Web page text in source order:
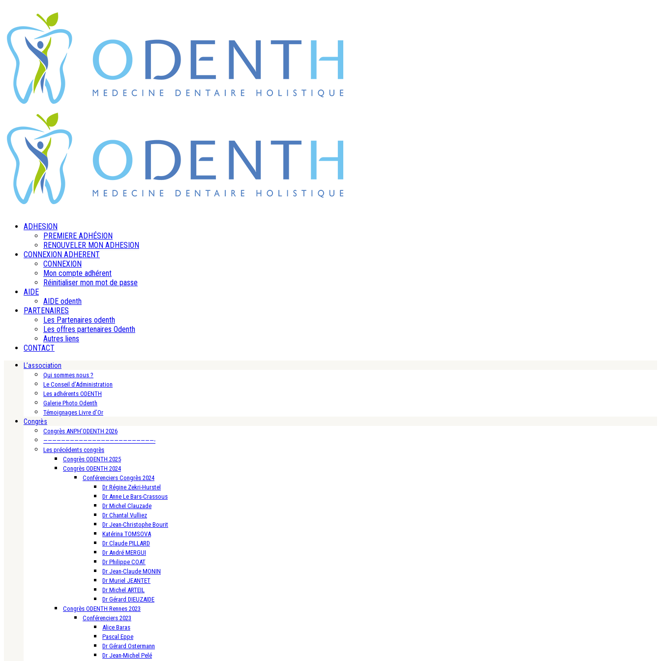
ADHESION
PREMIERE ADHÉSION
RENOUVELER MON ADHESION
CONNEXION ADHERENT
CONNEXION
Mon compte adhérent
Réinitialiser mon mot de passe
AIDE
AIDE odenth
PARTENAIRES
Les Partenaires odenth
Les offres partenaires Odenth
Autres liens
CONTACT
L’association
Qui sommes nous ?
Le Conseil d’Administration
Les adhérents ODENTH
Galerie Photo Odenth
Témoignages Livre d’Or
Congrès
Congrès ANPH’ODENTH 2026
—————————————————————————-
Les précédents congrès
Congrès ODENTH 2025
Congrès ODENTH 2024
Conférenciers Congrès 2024
Dr Régine Zekri-Hurstel
Dr Anne Le Bars-Crassous
Dr Michel Clauzade
Dr Chantal Vulliez
Dr Jean-Christophe Bourit
Katérina TOMSOVA
Dr Claude PILLARD
Dr André MERGUI
Dr Philippe COAT
Dr Jean-Claude MONIN
Dr Muriel JEANTET
Dr Michel ARTEIL
Dr Gérard DIEUZAIDE
Congrès ODENTH Rennes 2023
Conférenciers 2023
Alice Baras
Pascal Eppe
Dr Gérard Ostermann
Dr Jean-Michel Pelé